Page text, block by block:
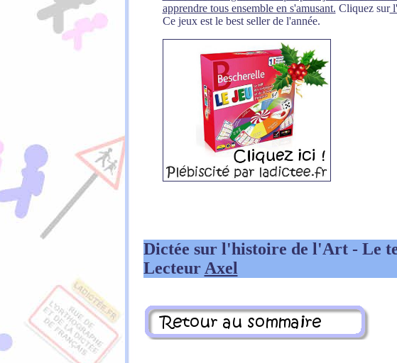
apprendre tous ensemble en s'amusant. Cliquez sur
Ce jeux est le best seller de l'année.
Dictée sur l'histoire de l'Art - Le
Lecteur Axel